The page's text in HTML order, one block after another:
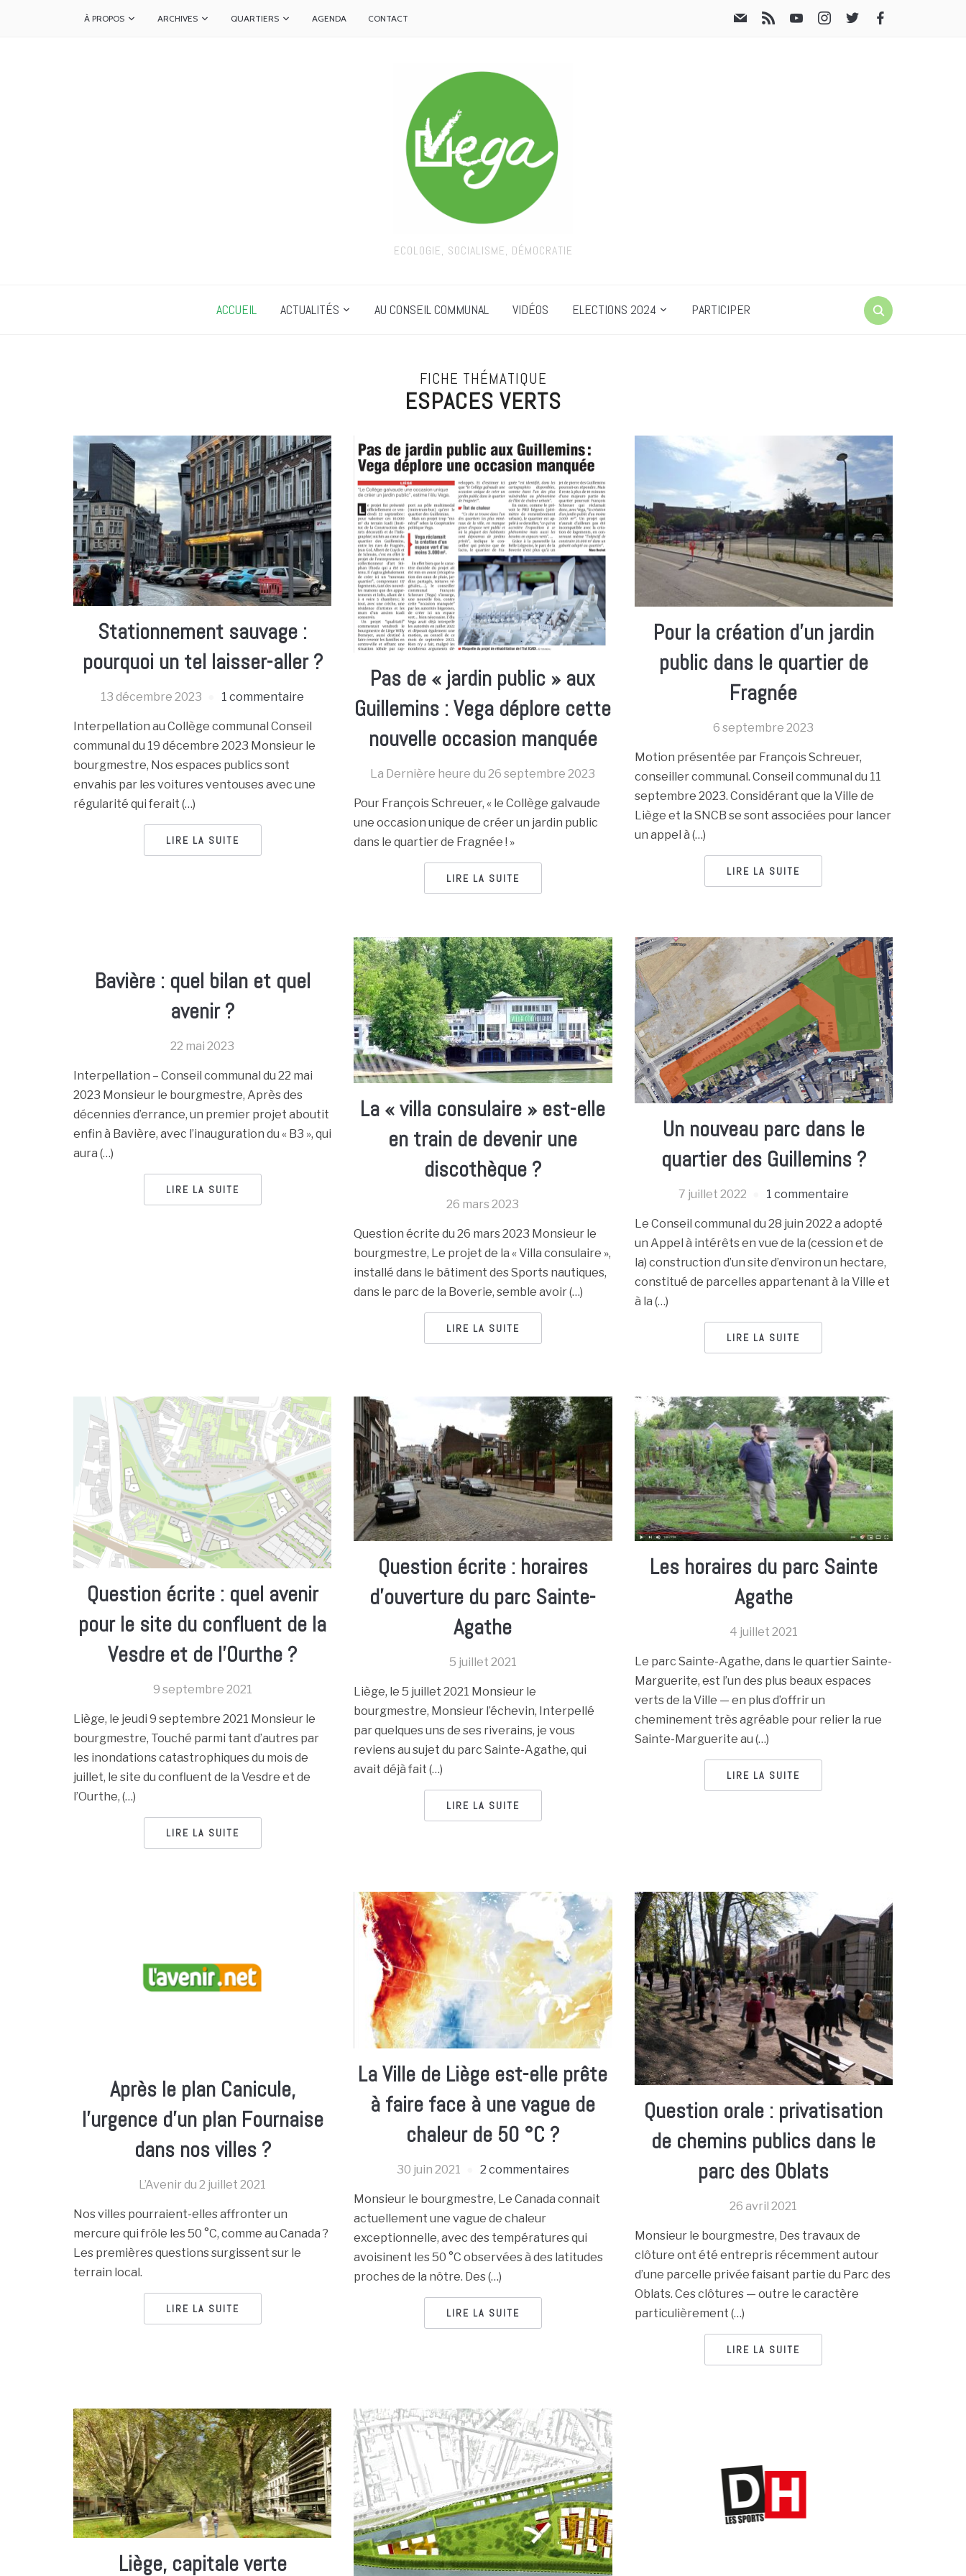
À PROPOS ARCHIVES QUARTIERS AGENDA CONTACT
ECOLOGIE, SOCIALISME, DÉMOCRATIE
ACCUEIL ACTUALITÉS AU CONSEIL COMMUNAL VIDÉOS ELECTIONS 2024 PARTICIPER
FICHE THÉMATIQUE
ESPACES VERTS
Stationnement sauvage :
pourquoi un tel laisser-aller ?
13 décembre 2023 1 commentaire
Interpellation au Collège communal Conseil
communal du 19 décembre 2023 Monsieur le
bourgmestre, Nos espaces publics sont
envahis par les voitures ventouses avec une
régularité qui ferait (…)
LIRE LA SUITE
Pas de « jardin public » aux
Guillemins : Vega déplore cette
nouvelle occasion manquée
La Dernière heure du26 septembre 2023
Pour François Schreuer, « le Collège galvaude
une occasion unique de créer un jardin public
dans le quartier de Fragnée ! »
LIRE LA SUITE
Pour la création d’un jardin
public dans le quartier de
Fragnée
6 septembre 2023
Motion présentée par François Schreuer,
conseiller communal. Conseil communal du 11
septembre 2023. Considérant que la Ville de
Liège et la SNCB se sont associées pour lancer
un appel à (…)
LIRE LA SUITE
Bavière : quel bilan et quel
avenir ?
22 mai 2023
Interpellation – Conseil communal du 22 mai
2023 Monsieur le bourgmestre, Après des
décennies d’errance, un premier projet aboutit
enfin à Bavière, avec l’inauguration du « B3 », qui
aura (…)
LIRE LA SUITE
La « villa consulaire » est-elle
en train de devenir une
discothèque ?
26 mars 2023
Question écrite du 26 mars 2023 Monsieur le
bourgmestre, Le projet de la « Villa consulaire »,
installé dans le bâtiment des Sports nautiques,
dans le parc de la Boverie, semble avoir (…)
LIRE LA SUITE
Un nouveau parc dans le
quartier des Guillemins ?
7 juillet 2022 1 commentaire
Le Conseil communal du 28 juin 2022 a adopté
un Appel à intérêts en vue de la (cession et de
la) construction d’un site d’environ un hectare,
constitué de parcelles appartenant à la Ville et
à la (…)
LIRE LA SUITE
Question écrite : quel avenir
pour le site du confluent de la
Vesdre et de l’Ourthe ?
9 septembre 2021
Liège, le jeudi 9 septembre 2021 Monsieur le
bourgmestre, Touché parmi tant d’autres par
les inondations catastrophiques du mois de
juillet, le site du confluent de la Vesdre et de
l’Ourthe, (…)
LIRE LA SUITE
Question écrite : horaires
d’ouverture du parc Sainte-
Agathe
5 juillet 2021
Liège, le 5 juillet 2021 Monsieur le
bourgmestre, Monsieur l’échevin, Interpellé
par quelques uns de ses riverains, je vous
reviens au sujet du parc Sainte-Agathe, qui
avait déjà fait (…)
LIRE LA SUITE
Les horaires du parc Sainte
Agathe
4 juillet 2021
Le parc Sainte-Agathe, dans le quartier Sainte-
Marguerite, est l’un des plus beaux espaces
verts de la Ville — en plus d’offrir un
cheminement très agréable pour relier la rue
Sainte-Marguerite au (…)
LIRE LA SUITE
Après le plan Canicule,
l’urgence d’un plan Fournaise
dans nos villes ?
L’Avenir du2 juillet 2021
Nos villes pourraient-elles affronter un
mercure qui frôle les 50 °C, comme au Canada ?
Les premières questions surgissent sur le
terrain local.
LIRE LA SUITE
La Ville de Liège est-elle prête
à faire face à une vague de
chaleur de 50 °C ?
30 juin 2021 2 commentaires
Monsieur le bourgmestre, Le Canada connait
actuellement une vague de chaleur
exceptionnelle, avec des températures qui
avoisinent les 50 °C observées à des latitudes
proches de la nôtre. Des (…)
LIRE LA SUITE
Question orale : privatisation
de chemins publics dans le
parc des Oblats
26 avril 2021
Monsieur le bourgmestre, Des travaux de
clôture ont été entrepris récemment autour
d’une parcelle privée faisant partie du Parc des
Oblats. Ces clôtures — outre le caractère
particulièrement (…)
LIRE LA SUITE
Liège, capitale verte